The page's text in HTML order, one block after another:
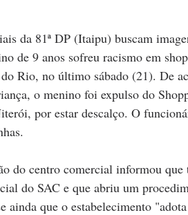
da 81ª DP (Itaipu) buscam
de 9 anos sofreu racismo em
Rio, no último sábado (21). De
o menino foi expulso do
por estar descalço. O
do centro comercial informou que
do SAC e que abriu um
ainda que o estabelecimento